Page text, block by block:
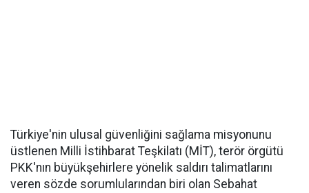
Türkiye'nin ulusal güvenliğini sağlama misyonunu
üstlenen Milli İstihbarat Teşkilatı (MİT), terör örgütü
PKK'nın büyükşehirlere yönelik saldırı talimatlarını
veren sözde sorumlularından biri olan Sebahat